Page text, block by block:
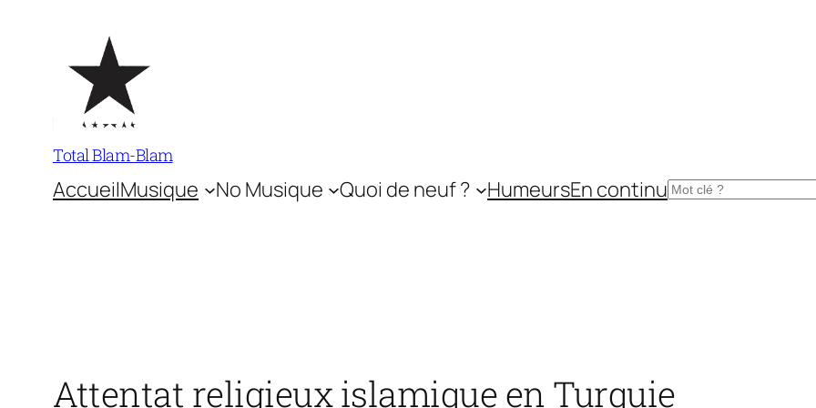
contenu
Total Blam-Blam
AccueilMusique No Musique Quoi de neuf ? HumeursEn continuRechercher
Attentat religieux islamique en Turquie